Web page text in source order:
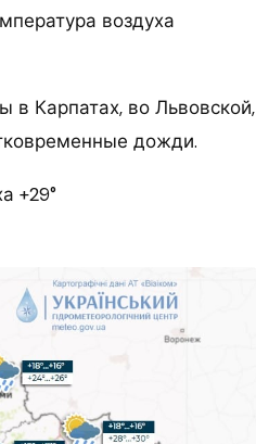
воздуха
в Карпатах, во Львовской,
дожди.
+29°